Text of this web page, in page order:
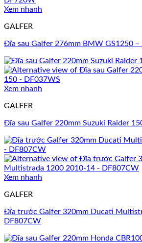
Xem nhanh
GALFER
Đĩa sau Galfer 276mm BMW GS1250
Xem nhanh
GALFER
Đĩa sau Galfer 220mm Suzuki Raider
Xem nhanh
GALFER
Đĩa trước Galfer 320mm Ducati
DF807CW